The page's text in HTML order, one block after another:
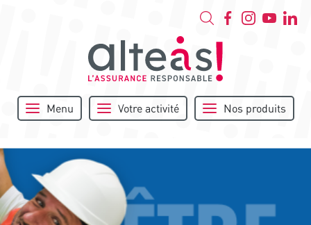
Menu Votre activité Nos produits